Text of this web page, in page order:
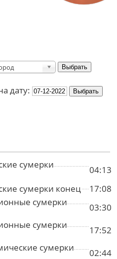
дату:
сумерки
04:13
сумерки конец
17:08
сумерки
03:30
сумерки
17:52
сумерки
02:44